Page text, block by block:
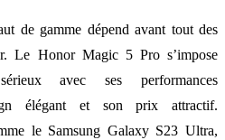
de gamme dépend avant tout des
Le Honor Magic 5 Pro s’impose
avec ses performances
élégant et son prix attractif.
le Samsung Galaxy S23 Ultra,